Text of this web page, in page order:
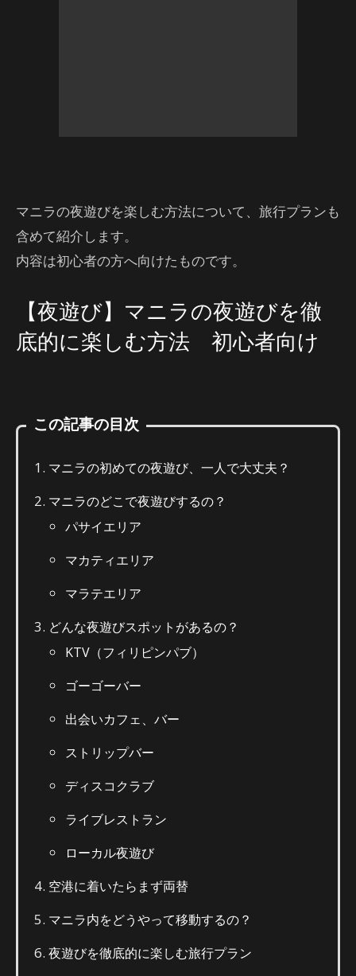
マニラの夜遊びを楽しむ方法について、旅行プランも
含めて紹介します。
内容は初心者の方へ向けたものです。
【夜遊び】マニラの夜遊びを徹
底的に楽しむ方法 初心者向け
この記事の目次
マニラの初めての夜遊び、一人で大丈夫？
マニラのどこで夜遊びするの？
パサイエリア
マカティエリア
マラテエリア
どんな夜遊びスポットがあるの？
KTV（フィリピンパブ）
ゴーゴーバー
出会いカフェ、バー
ストリップバー
ディスコクラブ
ライブレストラン
ローカル夜遊び
空港に着いたらまず両替
マニラ内をどうやって移動するの？
夜遊びを徹底的に楽しむ旅行プラン